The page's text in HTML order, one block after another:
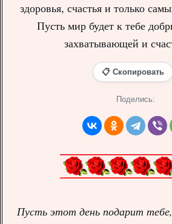
здоровья, счастья и только
Пусть мир будет к тебе
захватывающей и
📋 Скопировать
Поделись:
Пусть этот день подарит